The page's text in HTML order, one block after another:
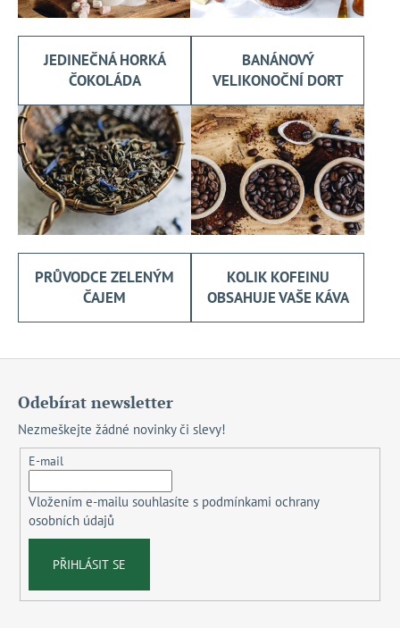
JEDINEČNÁ HORKÁ
ČOKOLÁDA
BANÁNOVÝ
VELIKONOČNÍ DORT
PRŮVODCE ZELENÝM
ČAJEM
KOLIK KOFEINU
OBSAHUJE VAŠE KÁVA
Odebírat newsletter
Nezmeškejte žádné novinky či slevy!
E-mail
Vložením e-mailu souhlasíte s podmínkami ochrany
osobních údajů
PŘIHLÁSIT SE